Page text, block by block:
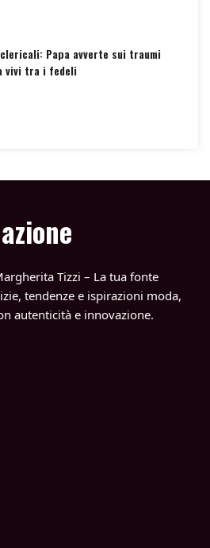
Papa avverte sui traumi
vivi tra i fedeli
Tizzi – La tua fonte
tendenze e ispirazioni moda,
autenticità e innovazione.